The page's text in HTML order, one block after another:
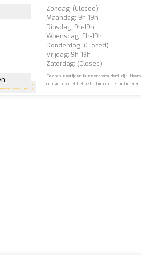
Zondag: (closed)
Maandag: 9h-19h
Dinsdag: 9h-19h
Woensdag: 9h-19h
Donderdag: (closed)
Vrijdag: 9h-19h
Zaterdag: (closed)
De openingstijden kunnen verouderd zijn. Neem
contact op met het bedrijf om dit te controleren.